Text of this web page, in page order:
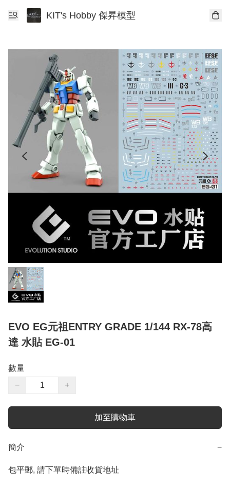
KIT's Hobby 傑昇模型
EVO EG元祖ENTRY GRADE 1/144 RX-78高
達 水貼 EG-01
數量
−
+
加至購物車
簡介 −
包平郵, 請下單時備註收貨地址